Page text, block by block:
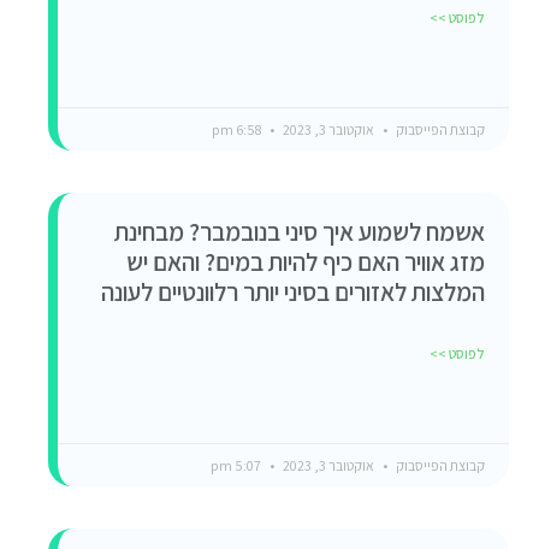
לפוסט >>
קבוצת הפייסבוק אוקטובר 3, 2023
אשמח לשמוע איך סיני בנובמבר? מבחינת
מזג אוויר האם כיף להיות במים? והאם יש
המלצות לאזורים בסיני יותר רלוונטיים לעונה
לפוסט >>
קבוצת הפייסבוק אוקטובר 3, 2023